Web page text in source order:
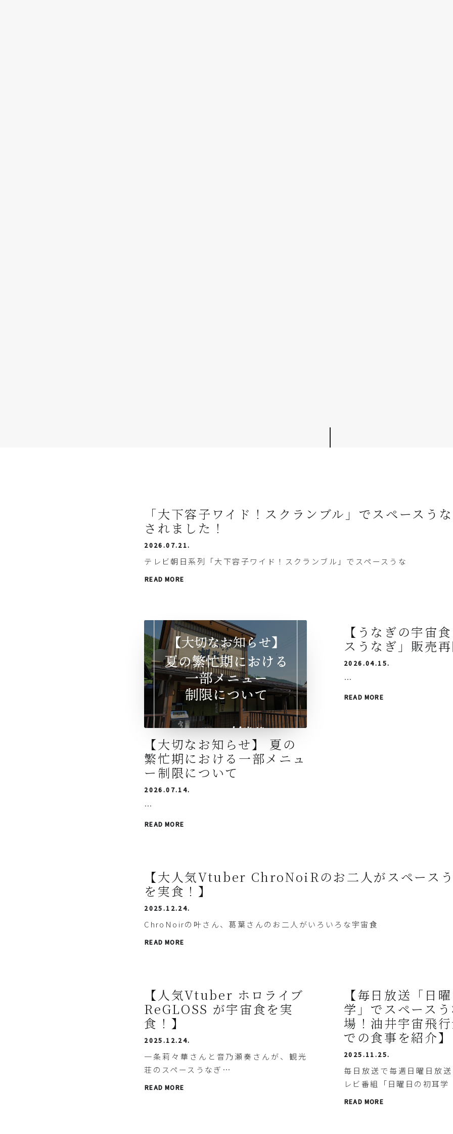
「大下容子ワイド！スクランブル」でスペースう
されました！
2026.07.21.
テレビ朝日系列「大下容子ワイド！スクランブル」でスペースうな
READ MORE
【大切なお知らせ】 夏の
繁忙期における一部メニュ
ー制限について
2026.07.14.
…
READ MORE
【うなぎの宇宙
スうなぎ」販売
2026.04.15.
…
READ MORE
【大人気Vtuber ChroNoiRのお二人がスペース
を実食！】
2025.12.24.
ChroNoirの叶さん、葛葉さんのお二人がいろいろな宇宙食
READ MORE
【人気Vtuber ホロライブ
ReGLOSS が宇宙食を実
食！】
2025.12.24.
一条莉々華さんと音乃瀬奏さんが、観光
荘のスペースうなぎ…
READ MORE
【毎日放送「日
学」でスペース
場！油井宇宙飛
での食事を紹介】
2025.11.25.
毎日放送で毎週日曜日放
レビ番組「日曜日の初耳学
READ MORE